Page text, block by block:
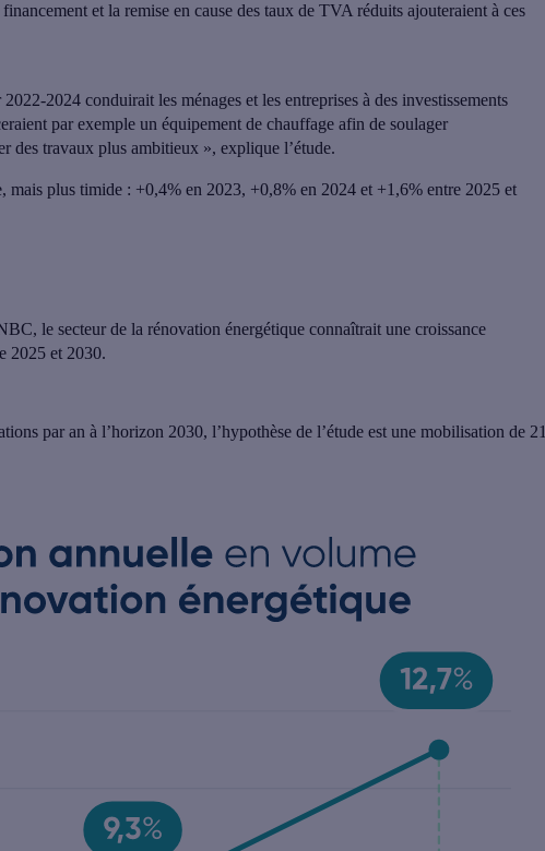
et la remise en cause des taux de TVA réduits ajouteraient à ces
2024 conduirait les ménages et les entreprises à des investissements
par exemple un équipement de chauffage afin de soulager
des travaux plus ambitieux », explique l’étude.
mais plus timide : +0,4% en 2023, +0,8% en 2024 et +1,6% entre 2025 et
le secteur de la rénovation énergétique connaîtrait une croissance
2025 et 2030.
par an à l’horizon 2030, l’hypothèse de l’étude est une mobilisation de 21